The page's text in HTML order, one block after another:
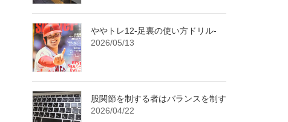
ややトレ12-足裏の使い方ドリル-
2026/05/13
股関節を制する者はバランスを制す
2026/04/22